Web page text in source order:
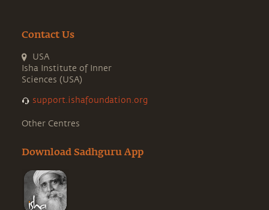
Contact Us
USA
Isha Institute of Inner
Sciences (USA)
support.ishafoundation.org
Other Centres
Download Sadhguru App